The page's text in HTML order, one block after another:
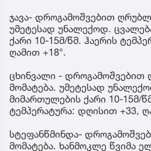
ჯავა- დროგამოშვებით
უმეტესად უნალექოდ.
ქარი 10-15მ/წმ. ჰაერის
ღამით +18°.
ცხინვალი - დროგამოშვებით
მომატება. უმეტესად
მიმართულების ქარი 10-15მ/
ტემპერატურა: დღისით +33,
სტეფანწმინდა-
მომატება. ხანმოკლე წვიმა